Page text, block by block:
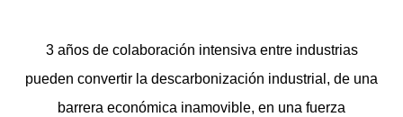
3 años de colaboración intensiva entre industrias
pueden convertir la descarbonización industrial, de una
barrera económica inamovible, en una fuerza